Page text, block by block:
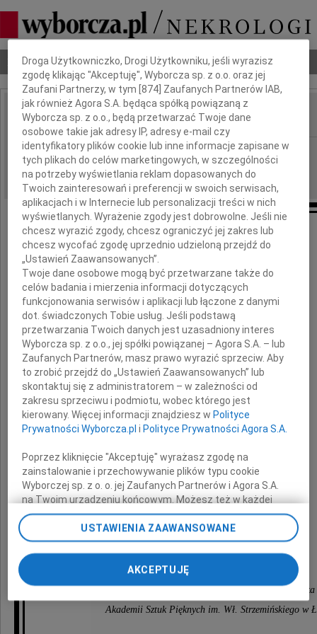
Nekrologi Odeszli Poradnik pogrzebowy
IMIĘ I NAZWISKO:
REGION: cała Polska
DATA EMISJI: 05.11.2009
Panu Profesorowi
Robertowi Glińskiemu
Rektorowi Państwowej Wyższej Szkoły
Filmowej Telewizyjnej i Teatralnej w Łodzi
Wyrazy współczucia z powodu śmierci
Mamy
składają
Rektor, Senat oraz cała społeczność akademicka
Akademii Sztuk Pięknych im. Wł. Strzemińskiego w
Dbamy o Twoją prywatność
Droga Użytkowniczko, Drogi Użytkowniku, jeśli wyrazisz
zgodę klikając "Akceptuję", Wyborcza sp. z o.o. oraz jej
Zaufani Partnerzy, w tym [874 ] Zaufanych Partnerów IAB,
jak również Agora S.A. będąca spółką powiązaną z
Wyborcza sp. z o.o., będą przetwarzać Twoje dane
osobowe takie jak adresy IP, adresy e-mail czy
identyfikatory plików cookie lub inne informacje zapisane w
tych plikach do celów marketingowych, w szczególności
na potrzeby wyświetlania reklam dopasowanych do
Twoich zainteresowań i preferencji w swoich serwisach,
aplikacjach i w Internecie lub personalizacji treści w nich
wyświetlanych. Wyrażenie zgody jest dobrowolne. Jeśli nie
chcesz wyrazić zgody, chcesz ograniczyć jej zakres lub
chcesz wycofać zgodę uprzednio udzieloną przejdź do
„Ustawień Zaawansowanych”.
Twoje dane osobowe mogą być przetwarzane także do
celów badania i mierzenia informacji dotyczących
funkcjonowania serwisów i aplikacji lub łączone z danymi
dot. świadczonych Tobie usług. Jeśli podstawą
przetwarzania Twoich danych jest uzasadniony interes
Wyborcza sp. z o.o., jej spółki powiązanej – Agora S.A. – lub
Zaufanych Partnerów, masz prawo wyrazić sprzeciw. Aby
to zrobić przejdź do „Ustawień Zaawansowanych” lub
skontaktuj się z administratorem – w zależności od
zakresu sprzeciwu i podmiotu, wobec którego jest
kierowany. Więcej informacji znajdziesz w Polityce
Prywatności Wyborcza.pl i Polityce Prywatności Agora S.A.
Poprzez kliknięcie "Akceptuję" wyrażasz zgodę na
zainstalowanie i przechowywanie plików typu cookie
Wyborczej sp. z o. o. jej Zaufanych Partnerów i Agora S.A.
na Twoim urządzeniu końcowym. Możesz też w każdej
chwili zmienić swoje preferencje dot. plików cookie,
ponownie wywołując narzędzie do zarządzania Twoimi
preferencjami dot. przetwarzania danych poprzez
odnośnik „Ustawienia prywatności” w stopce serwisu i
przechodząc do sekcji „Ustawienia zaawansowane”.
Zmiana ustawień plików cookie możliwa jest także za
pomocą ustawień przeglądarki.
USTAWIENIA ZAAWANSOWANE
AKCEPTUJĘ